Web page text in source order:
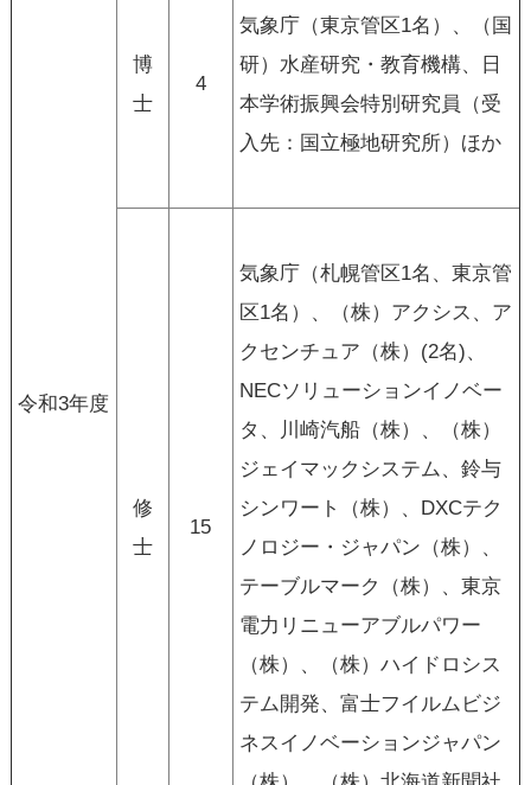
令和3年度
博
士
4
気象庁（東京管区1名）、（国
研）水産研究・教育機構、日
本学術振興会特別研究員（受
入先：国立極地研究所）ほか
修
士
15
気象庁（札幌管区1名、東京管
区1名）、（株）アクシス、ア
クセンチュア（株）(2名)、
NECソリューションイノベー
タ、川崎汽船（株）、（株）
ジェイマックシステム、鈴与
シンワート（株）、DXCテク
ノロジー・ジャパン（株）、
テーブルマーク（株）、東京
電力リニューアブルパワー
（株）、（株）ハイドロシス
テム開発、富士フイルムビジ
ネスイノベーションジャパン